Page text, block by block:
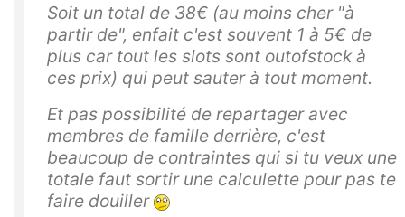
Soit un total de 38€ (au moins cher "à
partir de", enfait c'est souvent 1 à 5€ de
plus car tout les slots sont outofstock à
ces prix) qui peut sauter à tout moment.
Et pas possibilité de repartager avec
membres de famille derrière, c'est
beaucoup de contraintes qui si tu veux une
totale faut sortir une calculette pour pas te
faire douiller